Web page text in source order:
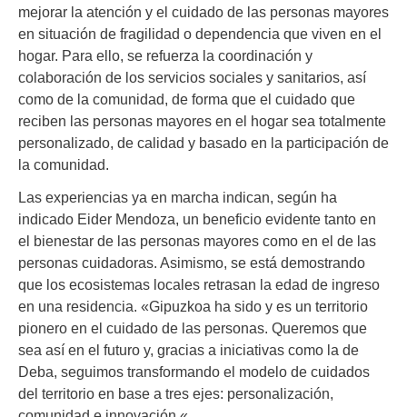
mejorar la atención y el cuidado de las personas mayores
en situación de fragilidad o dependencia que viven en el
hogar. Para ello, se refuerza la coordinación y
colaboración de los servicios sociales y sanitarios, así
como de la comunidad, de forma que el cuidado que
reciben las personas mayores en el hogar sea totalmente
personalizado, de calidad y basado en la participación de
la comunidad.
Las experiencias ya en marcha indican, según ha
indicado Eider Mendoza, un beneficio evidente tanto en
el bienestar de las personas mayores como en el de las
personas cuidadoras. Asimismo, se está demostrando
que los ecosistemas locales retrasan la edad de ingreso
en una residencia. «Gipuzkoa ha sido y es un territorio
pionero en el cuidado de las personas. Queremos que
sea así en el futuro y, gracias a iniciativas como la de
Deba, seguimos transformando el modelo de cuidados
del territorio en base a tres ejes: personalización,